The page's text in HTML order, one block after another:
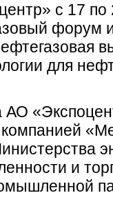
с 17 по
форум
для
АО
и